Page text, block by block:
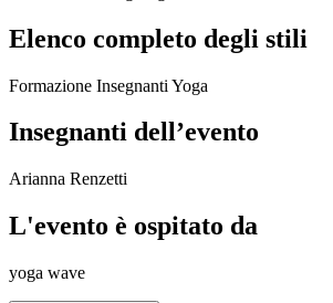
Elenco completo degli stili
Formazione Insegnanti Yoga
Insegnanti dell’evento
Arianna Renzetti
L'evento è ospitato da
yoga wave